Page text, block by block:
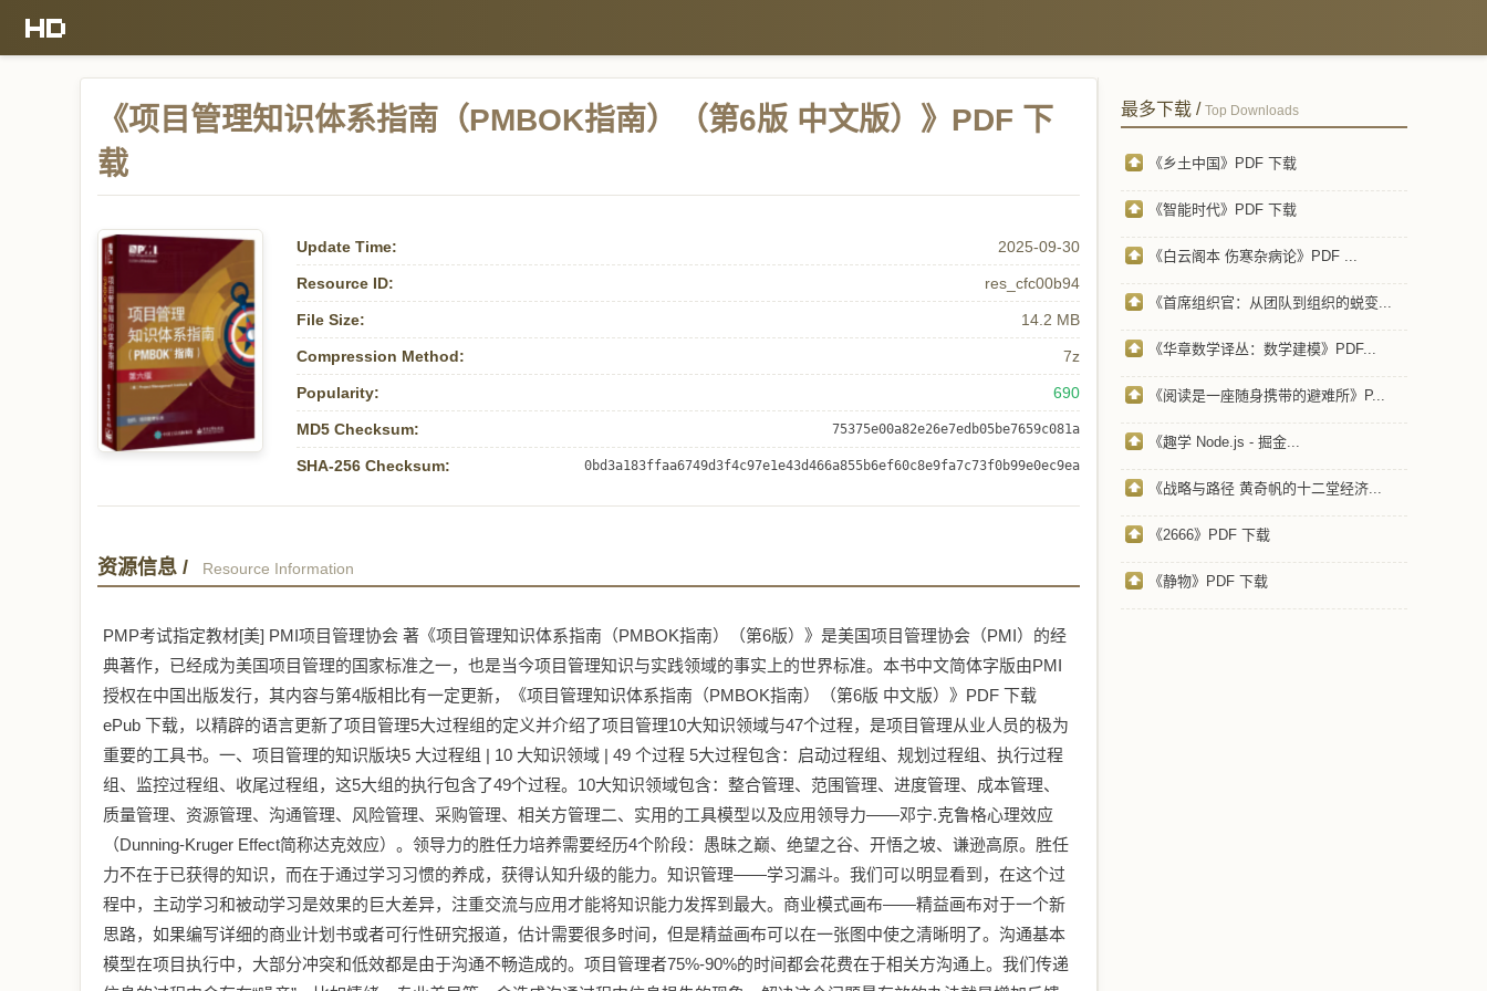
《项目管理知识体系指南（PMBOK指南）（第6版 中文版）》PDF 下
载
Update Time: 2025-09-30
Resource ID: res_cfc00b94
File Size: 14.2 MB
Compression Method: 7z
Popularity: 690
MD5 Checksum: 75375e00a82e26e7edb05be7659c081a
SHA-256 Checksum: 0bd3a183ffaa6749d3f4c97e1e43d466a855b6ef60c8e9fa7c73f0b99e0ec9ea
资源信息 / Resource Information
PMP考试指定教材[美] PMI项目管理协会 著《项目管理知识体系指南（PMBOK指南）（第6版）》是美国项目管理协会（PMI）的经
典著作，已经成为美国项目管理的国家标准之一，也是当今项目管理知识与实践领域的事实上的世界标准。本书中文简体字版由PMI
授权在中国出版发行，其内容与第4版相比有一定更新，《项目管理知识体系指南（PMBOK指南）（第6版 中文版）》PDF 下载
ePub 下载，以精辟的语言更新了项目管理5大过程组的定义并介绍了项目管理10大知识领域与47个过程，是项目管理从业人员的极为
重要的工具书。一、项目管理的知识版块5 大过程组 | 10 大知识领域 | 49 个过程 5大过程包含：启动过程组、规划过程组、执行过程
组、监控过程组、收尾过程组，这5大组的执行包含了49个过程。10大知识领域包含：整合管理、范围管理、进度管理、成本管理、
质量管理、资源管理、沟通管理、风险管理、采购管理、相关方管理二、实用的工具模型以及应用领导力——邓宁.克鲁格心理效应
（Dunning-Kruger Effect简称达克效应）。领导力的胜任力培养需要经历4个阶段：愚昧之巅、绝望之谷、开悟之坡、谦逊高原。胜任
力不在于已获得的知识，而在于通过学习习惯的养成，获得认知升级的能力。知识管理——学习漏斗。我们可以明显看到，在这个过
程中，主动学习和被动学习是效果的巨大差异，注重交流与应用才能将知识能力发挥到最大。商业模式画布——精益画布对于一个新
思路，如果编写详细的商业计划书或者可行性研究报道，估计需要很多时间，但是精益画布可以在一张图中使之清晰明了。沟通基本
模型在项目执行中，大部分冲突和低效都是由于沟通不畅造成的。项目管理者75%-90%的时间都会花费在于相关方沟通上。我们传递
最多下载 / Top Downloads
《乡土中国》PDF 下载
《智能时代》PDF 下载
《白云阁本 伤寒杂病论》PDF ...
《首席组织官：从团队到组织的蜕变...
《华章数学译丛：数学建模》PDF...
《阅读是一座随身携带的避难所》P...
《趣学 Node.js - 掘金...
《战略与路径 黄奇帆的十二堂经济...
《2666》PDF 下载
《静物》PDF 下载